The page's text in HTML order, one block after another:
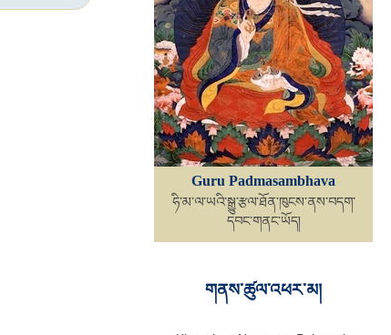
Guru Padmasambhava
ཧི་མ་ལ་ཡའི་སྒྱུ་རྩལ་ཐོན་ཁུངས་ནས་བདག་
དབང་གནང་ཡོད།
གནས་ཚུལ་འཕར་མ།